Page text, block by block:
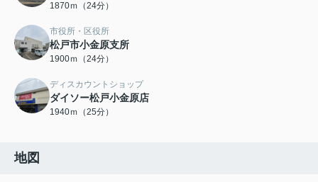
1870ｍ（24分）
市役所・区役所
松戸市小金原支所
1900ｍ（24分）
ディスカウントショップ
ダイソー松戸小金原店
1940ｍ（25分）
地図